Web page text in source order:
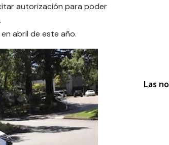
autorización para poder
abril de este año.
Las